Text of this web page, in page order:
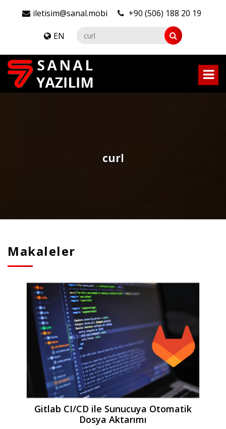
iletisim@sanal.mobi +90 (506) 188 20 19
EN
curl
Makaleler
Gitlab CI/CD ile Sunucuya Otomatik
Dosya Aktarımı